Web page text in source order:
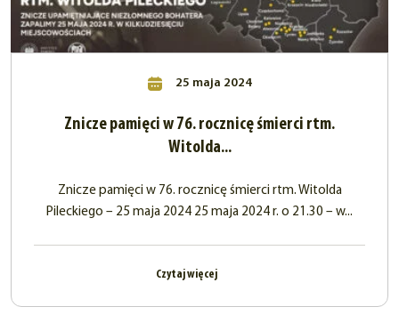
25 maja 2024
Znicze pamięci w 76. rocznicę śmierci rtm.
Witolda...
Znicze pamięci w 76. rocznicę śmierci rtm. Witolda
Pileckiego – 25 maja 2024 25 maja 2024 r. o 21.30 – w...
Czytaj więcej